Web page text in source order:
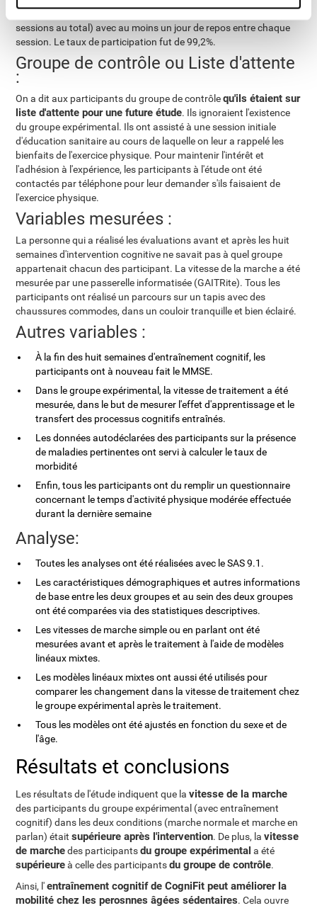
sessions au total) avec au moins un jour de repos entre chaque
session. Le taux de participation fut de 99,2%.
Groupe de contrôle ou Liste d'attente
:
On a dit aux participants du groupe de contrôlequ'ils étaient sur
liste d'attente pour une future étude. Ils ignoraient l'existence
du groupe expérimental. Ils ont assisté à une session initiale
d'éducation sanitaire au cours de laquelle on leur a rappelé les
bienfaits de l'exercice physique. Pour maintenir l'intérêt et
l'adhésion à l'expérience, les participants à l'étude ont été
contactés par téléphone pour leur demander s'ils faisaient de
l'exercice physique.
Variables mesurées :
La personne qui a réalisé les évaluations avant et après les huit
semaines d'intervention cognitive ne savait pas à quel groupe
appartenait chacun des participant. La vitesse de la marche a été
mesurée par une passerelle informatisée (GAITRite). Tous les
participants ont réalisé un parcours sur un tapis avec des
chaussures commodes, dans un couloir tranquille et bien éclairé.
Autres variables :
À la fin des huit semaines d'entraînement cognitif, les
participants ont à nouveau fait le MMSE.
Dans le groupe expérimental, la vitesse de traitement a été
mesurée, dans le but de mesurer l'effet d'apprentissage et le
transfert des processus cognitifs entraînés.
Les données autodéclarées des participants sur la présence
de maladies pertinentes ont servi à calculer le taux de
morbidité
Enfin, tous les participants ont du remplir un questionnaire
concernant le temps d'activité physique modérée effectuée
durant la dernière semaine
Analyse:
Toutes les analyses ont été réalisées avec le SAS 9.1.
Les caractéristiques démographiques et autres informations
de base entre les deux groupes et au sein des deux groupes
ont été comparées via des statistiques descriptives.
Les vitesses de marche simple ou en parlant ont été
mesurées avant et après le traitement à l'aide de modèles
linéaux mixtes.
Les modèles linéaux mixtes ont aussi été utilisés pour
comparer les changement dans la vitesse de traitement chez
le groupe expérimental après le traitement.
Tous les modèles ont été ajustés en fonction du sexe et de
l'âge.
Résultats et conclusions
Les résultats de l'étude indiquent que lavitesse de la marche
des participants du groupe expérimental (avec entraînement
cognitif) dans les deux conditions (marche normale et marche en
parlan) étaitsupérieure après l'intervention. De plus, lavitesse
de marchedes participantsdu groupe expérimental a été
supérieureà celle des participantsdu groupe de contrôle.
Ainsi, l'entraînement cognitif de CogniFit peut améliorer la
mobilité chez les perosnnes âgées sédentaires. Cela ouvre